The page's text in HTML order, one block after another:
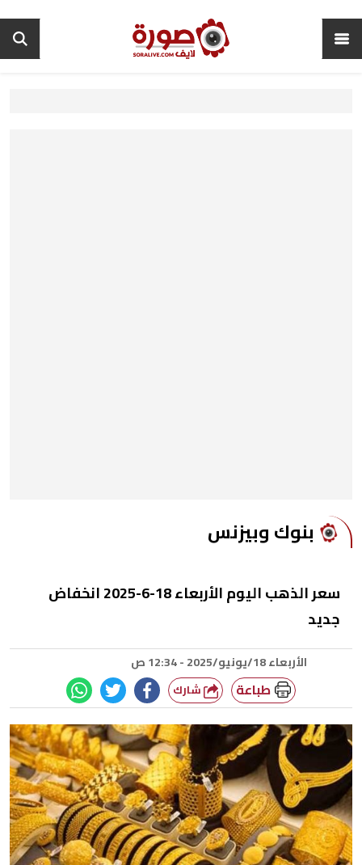
بنوك وبيزنس
سعر الذهب اليوم الأربعاء 18-6-2025 انخفاض
جديد
الأربعاء 18/يونيو/2025 - 12:34 ص
طباعة